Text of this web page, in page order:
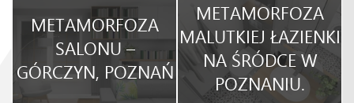
METAMORFOZA
SALONU –
GÓRCZYN, POZNAŃ
METAMORFOZA
MALUTKIEJ ŁAZIENKI
NA ŚRÓDCE W
POZNANIU.